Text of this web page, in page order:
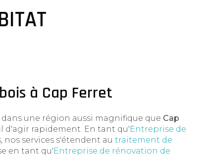
à Cap Ferret
dans une région aussi magnifique que Cap
d'agir rapidement. En tant qu'Entreprise de
services s'étendent au traitement de
en tant qu'Entreprise de rénovation de